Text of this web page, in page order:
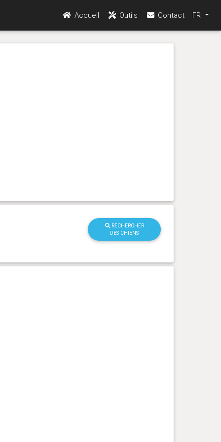
Accueil Outils Contact FR
RECHERCHER
DES CHIENS